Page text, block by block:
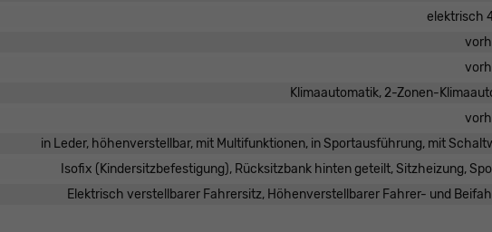
elektrisch
Klimaautomatik, 2-Zonen-
in Leder, höhenverstellbar, mit Multifunktionen, in Sportausführung, mit
Isofix (Kindersitzbefestigung), Rücksitzbank hinten geteilt, Sitzheizung,
Elektrisch verstellbarer Fahrersitz, Höhenverstellbarer Fahrer- und